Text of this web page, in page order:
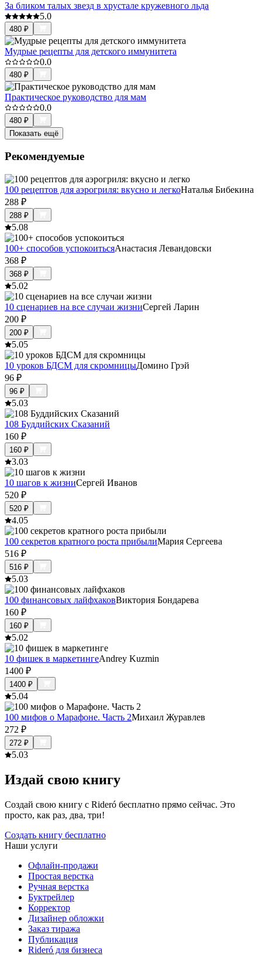
За бликом талых звезд в хрустале кружевного льда
5.0
480 ₽
Мудрые рецепты для детского иммунитета
0.0
480 ₽
Практическое руководство для мам
0.0
480 ₽
Показать ещё
Рекомендуемые
100 рецептов для аэрогриля: вкусно и легкоНаталья Бибекина
288 ₽
288 ₽
5.08
100+ способов успокоитьсяАнастасия Левандовски
368 ₽
368 ₽
5.02
10 сценариев на все случаи жизниСергей Ларин
200 ₽
200 ₽
5.05
10 уроков БДСМ для скромницыДомино Грэй
96 ₽
96 ₽
5.03
108 Буддийских Сказаний
160 ₽
160 ₽
3.03
10 шагов к жизниСергей Иванов
520 ₽
520 ₽
4.05
100 секретов кратного роста прибылиМария Сергеева
516 ₽
516 ₽
5.03
100 финансовых лайфхаковВиктория Бондарева
160 ₽
160 ₽
5.02
10 фишек в маркетингеAndrey Kuzmin
1400 ₽
1400 ₽
5.04
100 мифов о Марафоне. Часть 2Михаил Журавлев
272 ₽
272 ₽
5.03
Издай свою книгу
Создай свою книгу с Rideró бесплатно прямо сейчас. Это
просто, как раз, два, три!
Создать книгу бесплатно
Наши услуги
Офлайн-продажи
Простая верстка
Ручная верстка
Буктрейлер
Корректор
Дизайнер обложки
Заказ тиража
Публикация
Rideró для бизнеса